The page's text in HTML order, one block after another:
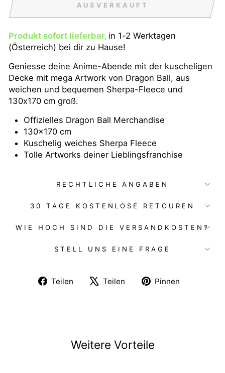
AUSVERKAUFT
Produkt sofort lieferbar, in 1-2 Werktagen
(Österreich) bei dir zu Hause!
Geniesse deine Anime-Abende mit der kuscheligen
Decke mit mega Artwork von Dragon Ball, aus
weichen und bequemen Sherpa-Fleece und
130x170 cm groß.
Offizielles Dragon Ball Merchandise
130x170 cm
Kuschelig weiches Sherpa Fleece
Tolle Artworks deiner Lieblingsfranchise
RECHTLICHE ANGABEN
30 TAGE KOSTENLOSE RETOUREN
WIE HOCH SIND DIE VERSANDKOSTEN?
STELL UNS EINE FRAGE
Teilen
Auf
Teilen
Auf
Pinnen
Weitere Vorteile